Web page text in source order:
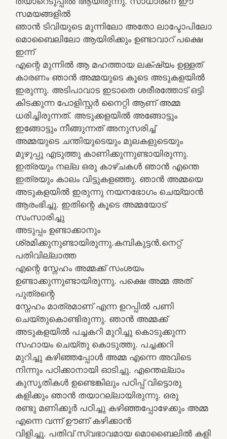
സമയങ്ങളില്‍
ഞാന്‍ ടിവിയുടെ മുന്നിലോ അതോ ലാപ്ടോപിലോ
മൊബൈലിലോ ആയിരിക്കും ഉണ്ടാവാറ് പക്ഷെ
ഇന്ന്
എന്റെ മുന്നില്‍ ആ മഹത്തായ ലക്‌ഷ്യം ഉള്ളത്
കാരണം ഞാന്‍ അമ്മയുടെ കൂടെ അടുകളയില്‍
ഇരുന്നു. അടിപാവാട ഇടാതെ ശരീരത്തോട് ഒട്ടി
കിടക്കുന്ന പോളിസ്റ്റര്‍ നൈറ്റി ആണ് അമ്മ
ധരിച്ചിരുന്നത്. അടുക്കളയില്‍ അങ്ങോട്ടും
ഇങ്ങോട്ടും നീങ്ങുന്നത് അനുസരിച്ച്
അമ്മയുടെ ചന്തിയുടെയും മുലകളുടെയും
മുഴുപ്പു എടുത്തു കാണിക്കുന്നുണ്ടായിരുന്നു.
ഇത്രയും നല്ല ഒരു കാഴ്ചകള്‍ ഞാന്‍ എന്തെ
ഇത്രയും കാലം വിട്ടുകളഞ്ഞു. ഞാന്‍ അമ്മയെ
അടുകളയില്‍ ഇരുന്നു നയനഭോഗം ചെയ്യാന്‍
ആരംഭിച്ചു. ഇതിന്റെ കൂടെ അമ്മയോട്
സംസാരിച്ചു
അടുപ്പം ഉണ്ടാക്കാനും
ശ്രമിക്കുനുണ്ടായിരുന്നു.കമ്പികുട്ടന്‍.നെറ്റ്
പതിവില്ലാത്ത
എന്റെ സ്നേഹം അമ്മക്ക് സംശയം
ഉണ്ടാക്കുന്നുണ്ടായിരുന്നു. പക്ഷെ അമ്മ അത്
പുത്രന്റെ
സ്നേഹം മാത്രമാണ് എന്ന ഉറപ്പില്‍ പണി
ചെയ്തുകൊണ്ടിരുന്നു. ഞാന്‍ അമ്മക്ക്
അടുകളയില്‍ പച്ചകറി മുറിച്ചു കൊടുക്കുന്ന
സഹായം ചെയ്തു കൊടുത്തു. പച്ചക്കറി
മുറിച്ചു കഴിഞ്ഞപ്പോള്‍ അമ്മ എന്നെ അവിടെ
നിന്നും പഠിക്കാനായി ഓടിച്ചു. എന്തെല്ലാം
കുസൃതികള്‍ ഉണ്ടെങ്കിലും പഠിപ്പ് വിട്ടൊരു
കളിക്കും ഞാന്‍ തയാറല്ലായിരുന്നു. ഒരു
രണ്ടു മണിക്കൂര്‍ പഠിച്ചു കഴിഞ്ഞപ്പോഴേക്കും അമ്മ
എന്നെ വന്ന്‍ ഊണ് കഴിക്കാന്‍
വിളിച്ചു. പതിവ് സ്വഭാവമായ മൊബൈലില്‍ കളി